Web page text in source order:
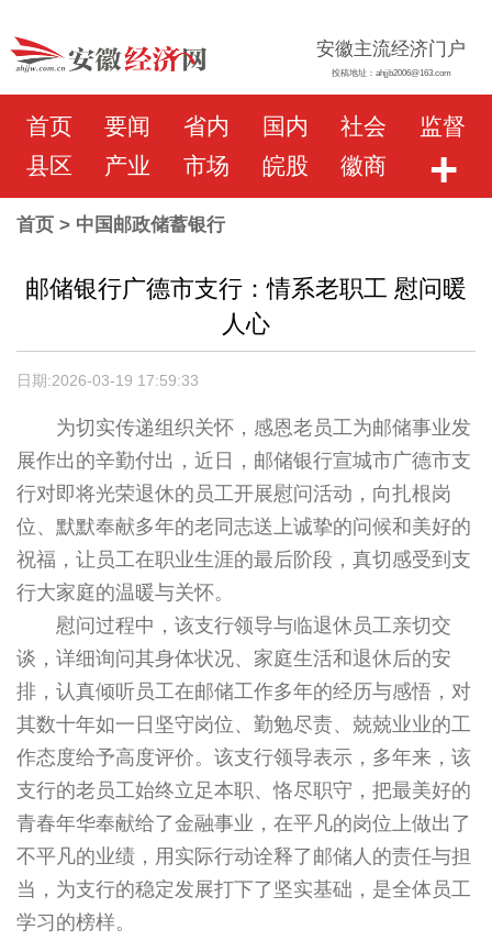
安徽主流经济门户
投稿地址：ahjjb2006@163.com
首页 要闻 省内 国内 社会
监督
县区
产业 市场 皖股 徽商 +
首页> 中国邮政储蓄银行
邮储银行广德市支行：情系老职工 慰问暖
人心
日期:2026-03-19 17:59:33
为切实传递组织关怀，感恩老员工为邮储事业发
展作出的辛勤付出，近日，邮储银行宣城市广德市支
行对即将光荣退休的员工开展慰问活动，向扎根岗
位、默默奉献多年的老同志送上诚挚的问候和美好的
祝福，让员工在职业生涯的最后阶段，真切感受到支
行大家庭的温暖与关怀。
慰问过程中，该支行领导与临退休员工亲切交
谈，详细询问其身体状况、家庭生活和退休后的安
排，认真倾听员工在邮储工作多年的经历与感悟，对
其数十年如一日坚守岗位、勤勉尽责、兢兢业业的工
作态度给予高度评价。该支行领导表示，多年来，该
支行的老员工始终立足本职、恪尽职守，把最美好的
青春年华奉献给了金融事业，在平凡的岗位上做出了
不平凡的业绩，用实际行动诠释了邮储人的责任与担
当，为支行的稳定发展打下了坚实基础，是全体员工
学习的榜样。